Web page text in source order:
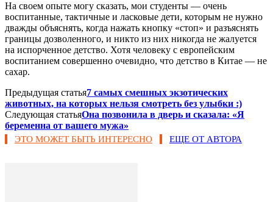
На своем опыте могу сказать, мои студенты — очень
воспитанные, тактичные и ласковые дети, которым не нужно
дважды объяснять, когда нажать кнопку «стоп» и разъяснять
границы дозволенного, и никто из них никогда не жалуется
на испорченное детство. Хотя человеку с европейским
воспитанием совершенно очевидно, что детство в Китае — не
сахар.
Предыдущая статья7 самых смешных экзотических
животных, на которых нельзя смотреть без улыбки :)
Следующая статьяОна позвонила в дверь и сказала: «Я
беременна от вашего мужа»
ЭТО МОЖЕТ БЫТЬ ИНТЕРЕСНО ЕЩЕ ОТ АВТОРА